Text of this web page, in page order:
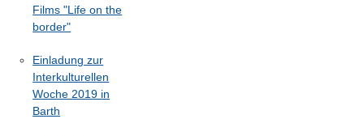
Films "Life on the
border"
Einladung zur
Interkulturellen
Woche 2019 in
Barth